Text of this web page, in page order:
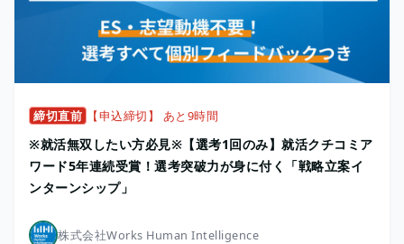
締切直前 【申込締切】 あと9時間
※就活無双したい方必見※【選考1回のみ】就活クチコミア
ワード5年連続受賞！選考突破力が身に付く「戦略立案イ
ンターンシップ」
株式会社Works Human Intelligence